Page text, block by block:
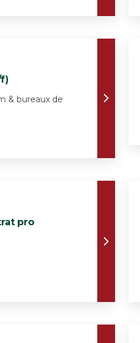
& bureaux de
pro